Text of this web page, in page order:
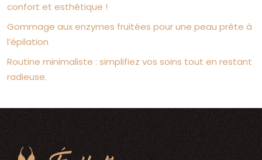
confort et esthétique !
Gommage aux enzymes fruitées pour une peau prête à
l’épilation
Routine minimaliste : simplifiez vos soins tout en restant
radieuse.